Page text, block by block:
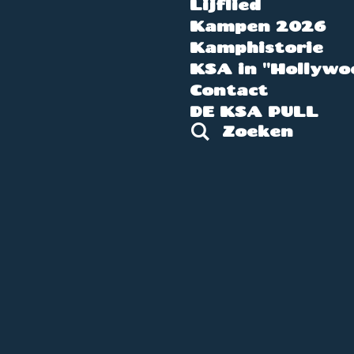
Lijflied
Kampen 2026
Kamphistorie
KSA in
Contact
DE KSA PULL
Zoeken